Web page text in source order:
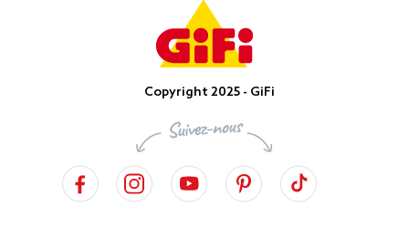
Copyright 2025 - GiFi